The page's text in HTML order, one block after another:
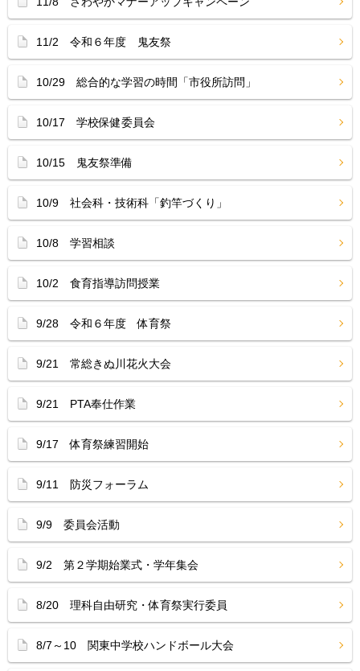
11/2 令和６年度 鬼友祭
10/29 総合的な学習の時間「市役所訪問」
10/17 学校保健委員会
10/15 鬼友祭準備
10/9 社会科・技術科「釣竿づくり」
10/8 学習相談
10/2 食育指導訪問授業
9/28 令和６年度 体育祭
9/21 常総きぬ川花火大会
9/21 PTA奉仕作業
9/17 体育祭練習開始
9/11 防災フォーラム
9/9 委員会活動
9/2 第２学期始業式・学年集会
8/20 理科自由研究・体育祭実行委員
8/7～10 関東中学校ハンドボール大会